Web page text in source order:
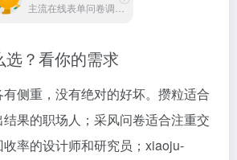
主流在线表单问卷调研系统
？看你的需求
侧重，没有绝对的好坏。攒粒适合
果的职场人；采风问卷适合注重交
率的设计师和研究员；xiaoju-